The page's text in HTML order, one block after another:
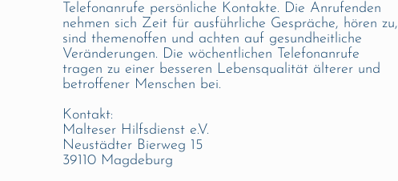
Telefonanrufe persönliche Kontakte. Die Anrufenden
nehmen sich Zeit für ausführliche Gespräche, hören zu,
sind themenoffen und achten auf gesundheitliche
Veränderungen. Die wöchentlichen Telefonanrufe
tragen zu einer besseren Lebensqualität älterer und
betroffener Menschen bei.
Kontakt:
Malteser Hilfsdienst e.V.
Neustädter Bierweg 15
39110 Magdeburg